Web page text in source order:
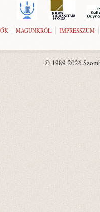
MAGUNKRÓL IMPRESSZUM
© 1989-2026